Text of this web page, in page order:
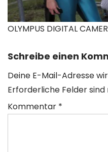
OLYMPUS DIGITAL
Schreibe einen
Deine E-Mail-Adresse
Erforderliche Felder sind
Kommentar *